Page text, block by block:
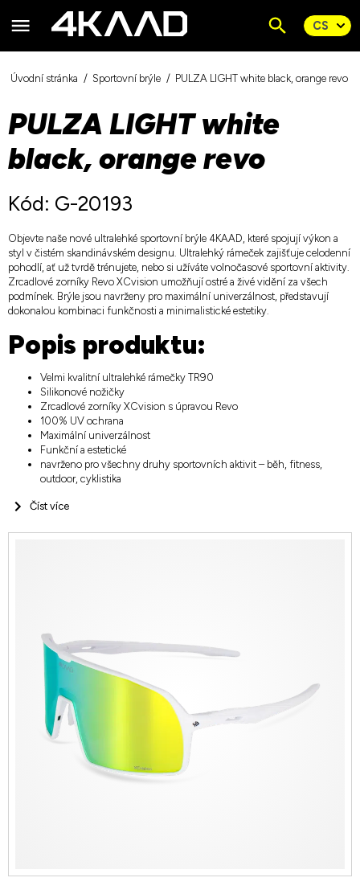
Úvodní stránka Sportovní brýle PULZA LIGHT white black, orange revo
PULZA LIGHT white
black, orange revo
Kód: G-20193
Objevte naše nové ultralehké sportovní brýle 4KAAD, které spojují výkon a
styl v čistém skandinávském designu. Ultralehký rámeček zajišťuje celodenní
pohodlí, ať už tvrdě trénujete, nebo si užíváte volnočasové sportovní aktivity.
Zrcadlové zorníky Revo XCvision umožňují ostré a živé vidění za všech
podmínek. Brýle jsou navrženy pro maximální univerzálnost, představují
dokonalou kombinaci funkčnosti a minimalistické estetiky.
Popis produktu:
Velmi kvalitní ultralehké rámečky TR90
Silikonové nožičky
Zrcadlové zorníky XCvision s úpravou Revo
100% UV ochrana
Maximální univerzálnost
Funkční a estetické
navrženo pro všechny druhy sportovních aktivit – běh, fitness,
outdoor, cyklistika
Číst více